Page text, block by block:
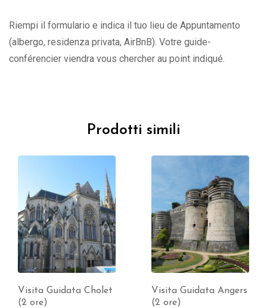
Riempi il formulario e indica il tuo lieu de Appuntamento
(albergo, residenza privata, AirBnB). Votre guide-
conférencier viendra vous chercher au point indiqué.
Prodotti simili
Visita Guidata Cholet
(2 ore)
Visita Guidata Angers
(2 ore)